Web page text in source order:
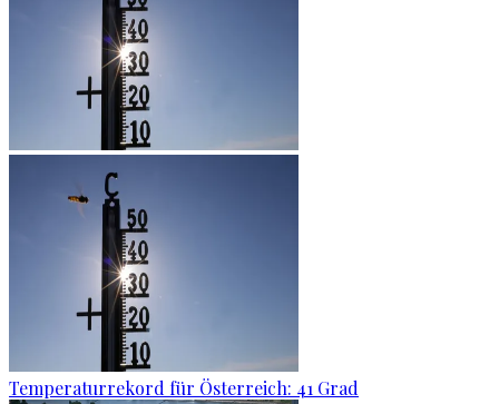
Temperaturrekord für Österreich: 41 Grad